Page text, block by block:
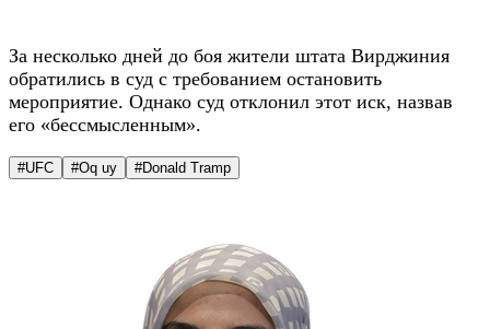
За несколько дней до боя жители штата Вирджиния
обратились в суд с требованием остановить
мероприятие. Однако суд отклонил этот иск, назвав
его «бессмысленным».
#UFC #Oq uy #Donald Tramp